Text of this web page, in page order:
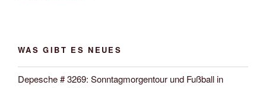
WAS GIBT ES NEUES
Depesche # 3269: Sonntagmorgentour und Fußball in